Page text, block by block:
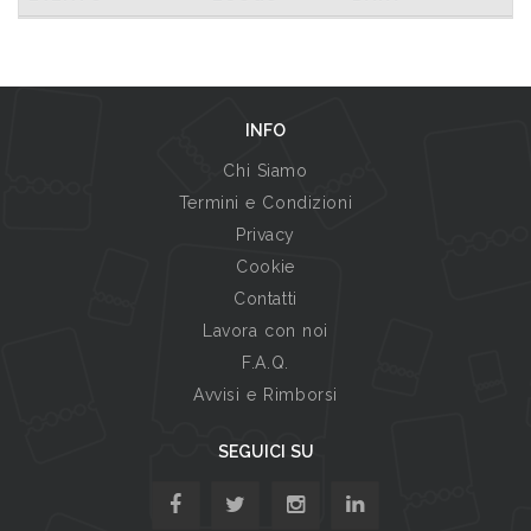
INFO
Chi Siamo
Termini e Condizioni
Privacy
Cookie
Contatti
Lavora con noi
F.A.Q.
Avvisi e Rimborsi
SEGUICI SU